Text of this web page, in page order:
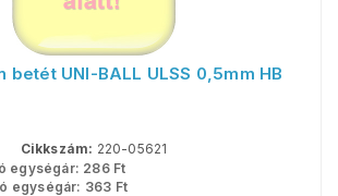
betét UNI-BALL ULSS 0,5mm HB
Cikkszám: 220-05621
egységár: 286Ft
egységár: 363 Ft